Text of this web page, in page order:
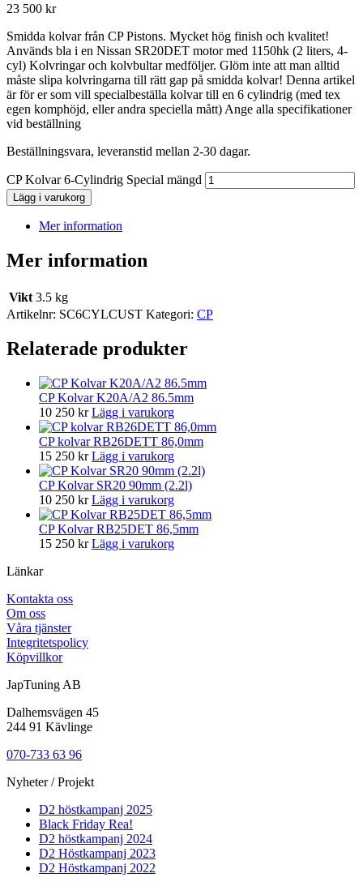
23 500 kr
Smidda kolvar från CP Pistons. Mycket hög finish och kvalitet!
Används bla i en Nissan SR20DET motor med 1150hk (2 liters, 4-
cyl) Kolvringar och kolvbultar medföljer. Glöm inte att man alltid
måste slipa kolvringarna till rätt gap på smidda kolvar! Denna artikel
är för er som vill specialbeställa kolvar till en 6 cylindrig (med tex
egen komphöjd, eller andra speciella mått) Ange alla specifikationer
vid beställning
Beställningsvara, leveranstid mellan 2-30 dagar.
CP Kolvar 6-Cylindrig Special mängd
Lägg i varukorg
Mer information
Mer information
Vikt 3.5 kg
Artikelnr: SC6CYLCUST Kategori: CP
Relaterade produkter
CP Kolvar K20A/A2 86.5mm
10 250 kr Lägg i varukorg
CP kolvar RB26DETT 86,0mm
15 250 kr Lägg i varukorg
CP Kolvar SR20 90mm (2.2l)
10 250 kr Lägg i varukorg
CP Kolvar RB25DET 86,5mm
15 250 kr Lägg i varukorg
Länkar
Kontakta oss
Om oss
Våra tjänster
Integritetspolicy
Köpvillkor
JapTuning AB
Dalhemsvägen 45
244 91 Kävlinge
070-733 63 96
Nyheter / Projekt
D2 höstkampanj 2025
Black Friday Rea!
D2 höstkampanj 2024
D2 Höstkampanj 2023
D2 Höstkampanj 2022